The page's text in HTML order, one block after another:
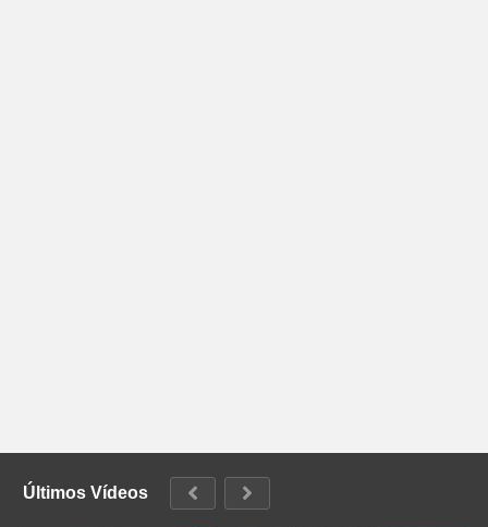
Últimos Vídeos